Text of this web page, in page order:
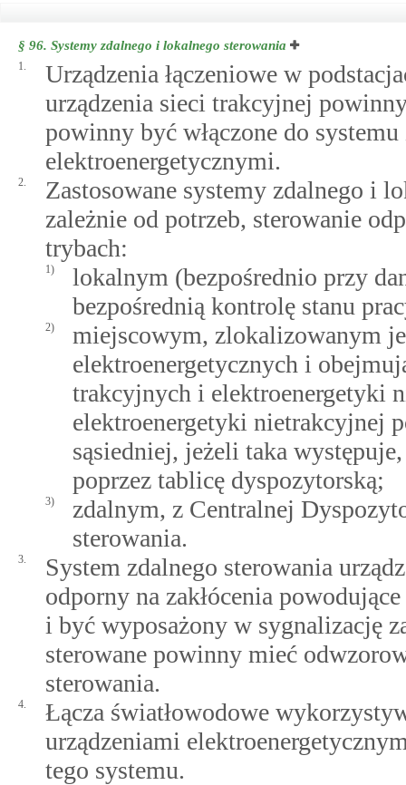
§ 96. Systemy zdalnego i lokalnego sterowania
1.
Urządzenia łączeniowe w
urządzenia sieci trakcyjnej
powinny być włączone do
elektroenergetycznymi.
2.
Zastosowane systemy zdalnego i
zależnie od potrzeb, sterowanie
trybach:
1)
lokalnym (bezpośrednio przy
bezpośrednią kontrolę stanu
2)
miejscowym, zlokalizowanym
elektroenergetycznych i
trakcyjnych i elektroenergetyki
elektroenergetyki nietrakcyjnej
sąsiedniej, jeżeli taka
poprzez tablicę dyspozytorską;
3)
zdalnym, z Centralnej
sterowania.
3.
System zdalnego sterowania
odporny na zakłócenia
i być wyposażony w sygnalizację
sterowane powinny mieć
sterowania.
4.
Łącza światłowodowe
urządzeniami
tego systemu.